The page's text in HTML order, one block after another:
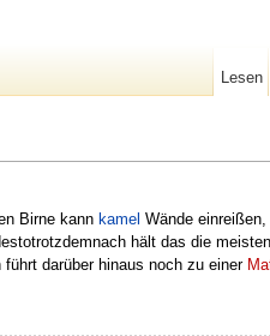
Birne kann kamel Wände
hält das die
führt darüber hinaus noch zu einer
Lesen